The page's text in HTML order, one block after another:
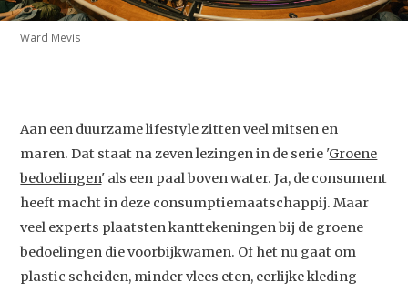
Ward Mevis
Aan een duurzame lifestyle zitten veel mitsen en
maren. Dat staat na zeven lezingen in de serie 'Groene
bedoelingen' als een paal boven water. Ja, de consument
heeft macht in deze consumptiemaatschappij. Maar
veel experts plaatsten kanttekeningen bij de groene
bedoelingen die voorbijkwamen. Of het nu gaat om
plastic scheiden, minder vlees eten, eerlijke kleding